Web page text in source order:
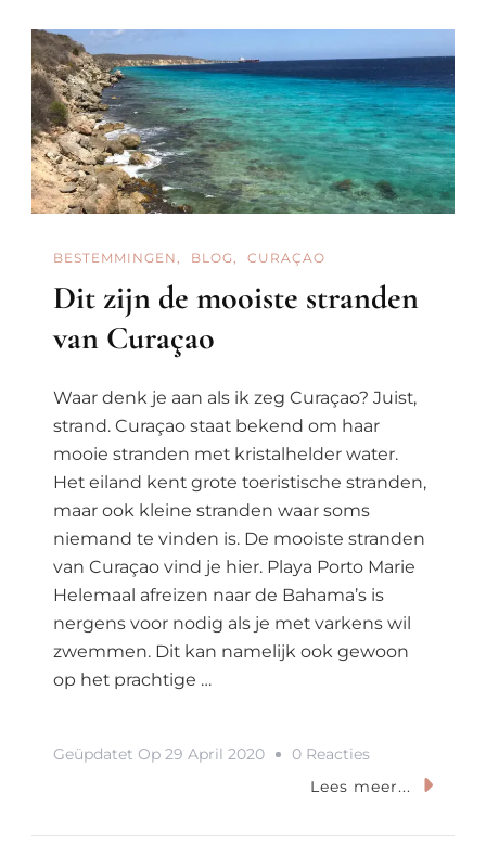
Zee
BESTEMMINGEN BLOG CURAÇAO
Dit zijn de mooiste stranden
van Curaçao
Waar denk je aan als ik zeg Curaçao? Juist,
strand. Curaçao staat bekend om haar
mooie stranden met kristalhelder water.
Het eiland kent grote toeristische stranden,
maar ook kleine stranden waar soms
niemand te vinden is. De mooiste stranden
van Curaçao vind je hier. Playa Porto Marie
Helemaal afreizen naar de Bahama’s is
nergens voor nodig als je met varkens wil
zwemmen. Dit kan namelijk ook gewoon
op het prachtige …
Geüpdatet Op 29 April 2020 0 ReactiesOp
Dit
Lees meer...